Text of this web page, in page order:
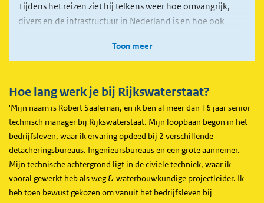
Tijdens het reizen ziet hij telkens weer hoe omvangrijk,
divers en de infrastructuur in Nederland is en hoe ook
onder andere de veiligheid en functionaliteit.
Toon meer
Hoe lang werk je bij Rijkswaterstaat?
'Mijn naam is Robert Saaleman, en ik ben al meer dan 16 jaar senior
technisch manager bij Rijkswaterstaat. Mijn loopbaan begon in het
bedrijfsleven, waar ik ervaring opdeed bij 2 verschillende
detacheringsbureaus. Ingenieursbureaus en een grote aannemer.
Mijn technische achtergrond ligt in de civiele techniek, waar ik
vooral gewerkt heb als weg & waterbouwkundige projectleider. Ik
heb toen bewust gekozen om vanuit het bedrijfsleven bij